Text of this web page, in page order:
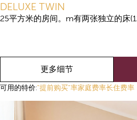
DELUXE TWIN
25平方米的房间。m有两张独立的床
更多细节
可用的特价:"提前购买"率家庭费率长住费率